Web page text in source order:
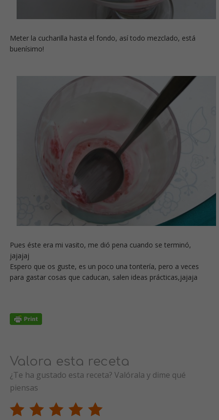
Meter la cucharilla hasta el fondo, así todo mezclado, está
buenísimo!
Pues éste era mi vasito, me dió pena cuando se terminó,
jajajaj
Espero que os guste, es un poco una tontería, pero a veces
para gastar cosas que caducan, salen ideas prácticas,jajaja
Valora esta receta
¿Te ha gustado esta receta? Valórala y dime qué
piensas